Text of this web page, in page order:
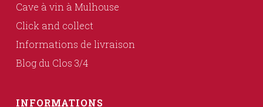
Cave à vin à Mulhouse
Click and collect
Informations de livraison
Blog du Clos 3/4
INFORMATIONS